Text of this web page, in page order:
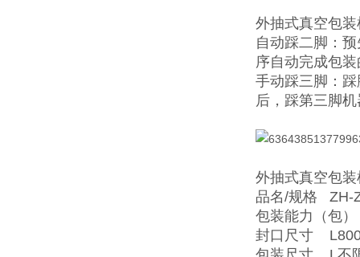
外抽式真空包
自动踩二脚：
序自动完成包
手动踩三脚：
后，踩第三脚
外抽式真空包
品名/规格 ZH-
包装能力（包
封口尺寸